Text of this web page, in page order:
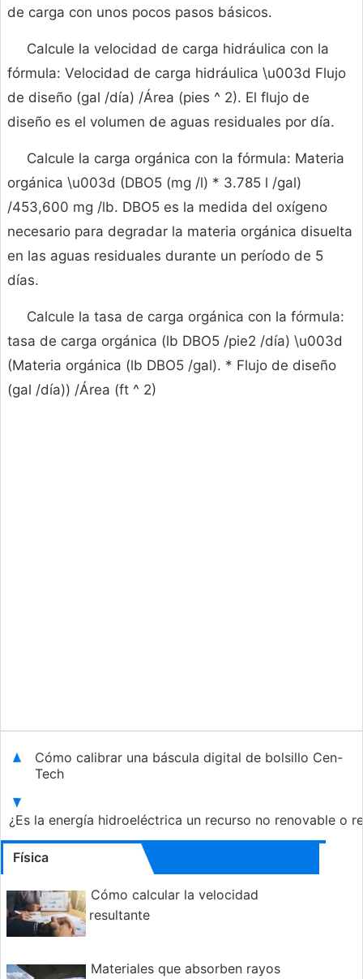
de carga con unos pocos pasos básicos.
Calcule la velocidad de carga hidráulica con la
fórmula: Velocidad de carga hidráulica \u003d Flujo
de diseño (gal /día) /Área (pies ^ 2). El flujo de
diseño es el volumen de aguas residuales por día.
Calcule la carga orgánica con la fórmula: Materia
orgánica \u003d (DBO5 (mg /l) * 3.785 l /gal)
/453,600 mg /lb. DBO5 es la medida del oxígeno
necesario para degradar la materia orgánica disuelta
en las aguas residuales durante un período de 5
días.
Calcule la tasa de carga orgánica con la fórmula:
tasa de carga orgánica (lb DBO5 /pie2 /día) \u003d
(Materia orgánica (lb DBO5 /gal). * Flujo de diseño
(gal /día)) /Área (ft ^ 2)
Cómo calibrar una báscula digital de bolsillo Cen-
Tech
¿Es la energía hidroeléctrica un recurso no renovable o
Física
Cómo calcular la velocidad
resultante
Materiales que absorben rayos